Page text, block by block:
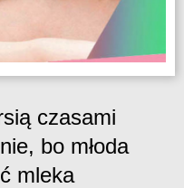
czasami
bo młoda
mleka